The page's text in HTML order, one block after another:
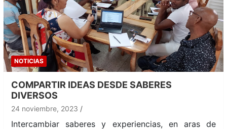
NOTICIAS
COMPARTIR IDEAS DESDE SABERES
DIVERSOS
24 noviembre, 2023
Intercambiar saberes y experiencias, en aras de